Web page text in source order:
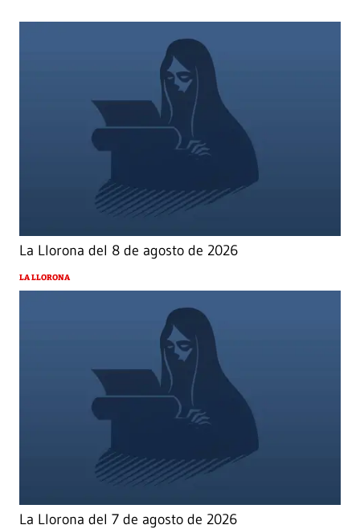
La Llorona del 8 de agosto de 2026
LA LLORONA
La Llorona del 7 de agosto de 2026